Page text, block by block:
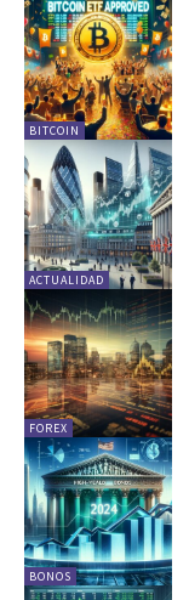
BITCOIN
ACTUALIDAD
FOREX
BONOS